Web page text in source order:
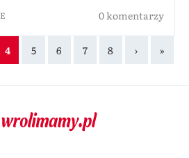
0 komentarzy
4 5 6 7 8 › »